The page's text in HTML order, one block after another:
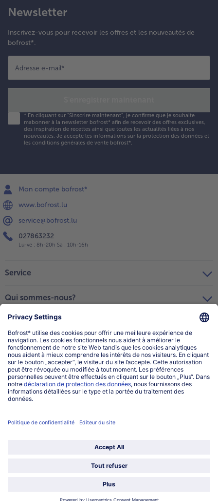
Newsletter
Inscrivez-vous pour recevoir les offres et les nouveautés de
bofrost*.
Adresse e-mail*
* En cliquant sur "Sinscrire maintenant", je confirme que je souhaite
mabonner à la newsletter bofrost* afin de recevoir des offres exclusives,
des inspiration de recettes ainsi que toutes les actualités liées à nos
nouveautés. Je accepte les informations sur la protection des données et
les conditions générales de vente bofrost*.
Mon compte bofrost*
www.bofrost.lu
service@bofrost.lu
027863232
Lu-ve : 8h-20h Sa : 10h-16h
Service
Qui sommes-nous?
Catégories
Sélectionner le pays / la langue